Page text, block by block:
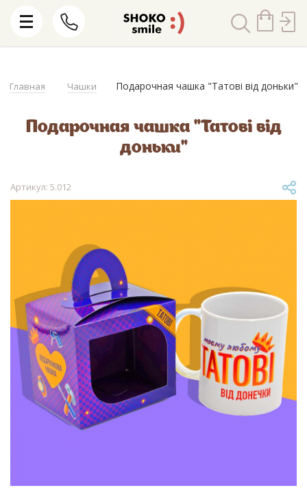
Главная Чашки Подарочная чашка "Татові від доньки"
Подарочная чашка "Татові від
доньки"
Артикул: 5.012